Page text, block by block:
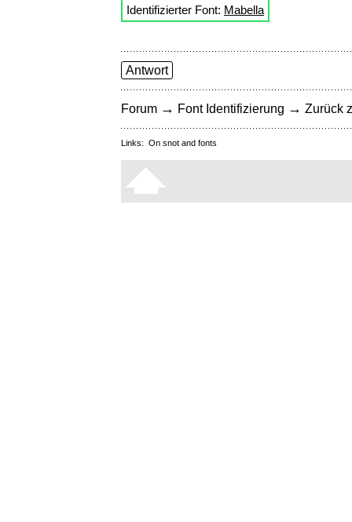
Identifizierter Font: Mabella
Antwort
Forum → Font Identifizierung → Zurück
Links: On snot and fonts